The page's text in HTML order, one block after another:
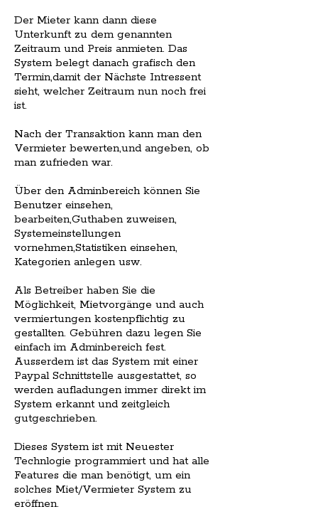
Der Mieter kann dann diese
Unterkunft zu dem genannten
Zeitraum und Preis anmieten. Das
System belegt danach grafisch den
Termin,damit der Nächste Intressent
sieht, welcher Zeitraum nun noch frei
ist.
Nach der Transaktion kann man den
Vermieter bewerten,und angeben, ob
man zufrieden war.
Über den Adminbereich können Sie
Benutzer einsehen,
bearbeiten,Guthaben zuweisen,
Systemeinstellungen
vornehmen,Statistiken einsehen,
Kategorien anlegen usw.
Als Betreiber haben Sie die
Möglichkeit, Mietvorgänge und auch
vermiertungen kostenpflichtig zu
gestallten. Gebühren dazu legen Sie
einfach im Adminbereich fest.
Ausserdem ist das System mit einer
Paypal Schnittstelle ausgestattet, so
werden aufladungen immer direkt im
System erkannt und zeitgleich
gutgeschrieben.
Dieses System ist mit Neuester
Technlogie programmiert und hat alle
Features die man benötigt, um ein
solches Miet/Vermieter System zu
eröffnen.